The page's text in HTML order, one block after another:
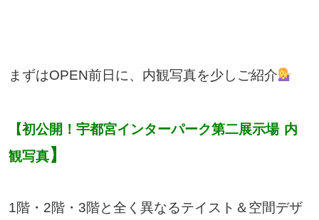
まずはOPEN前日に、内観写真を少しご紹介
【初公開！宇都宮インターパーク第二展示場 内
観写真】
1階・2階・3階と全く異なるテイスト＆空間デザ